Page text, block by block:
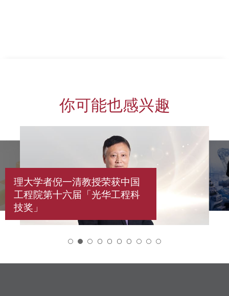
你可能也感兴趣
理大学者倪一清教授荣获中国
工程院第十六届「光华工程科
技奖」